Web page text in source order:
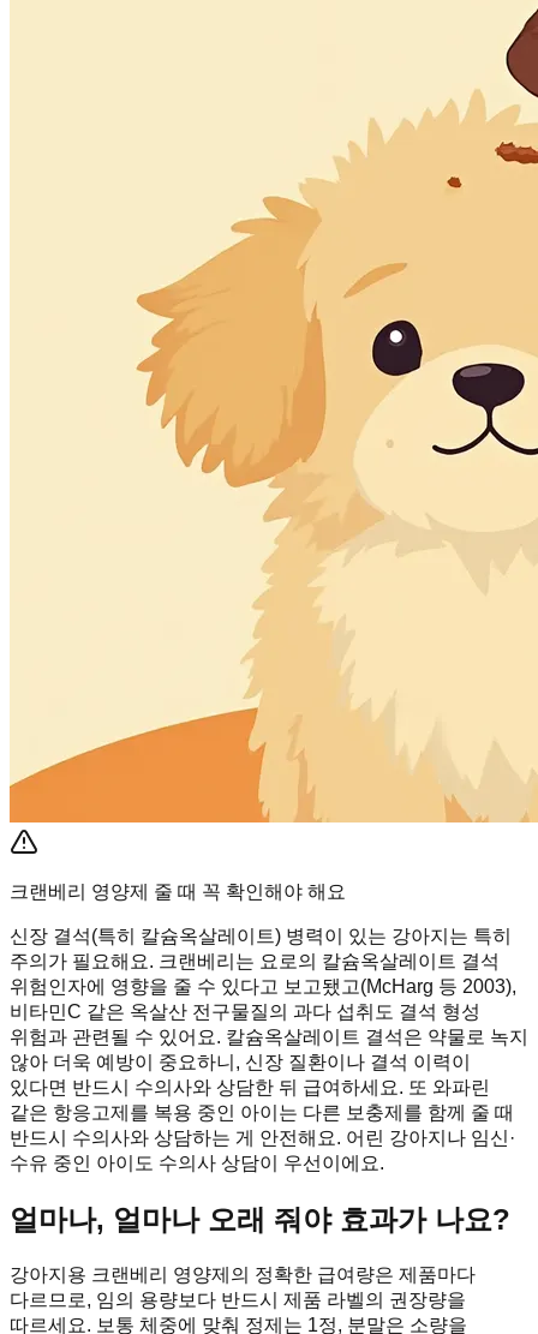
크랜베리 영양제 줄 때 꼭 확인해야 해요
신장 결석(특히 칼슘옥살레이트) 병력이 있는 강아지는 특히
주의가 필요해요. 크랜베리는 요로의 칼슘옥살레이트 결석
위험인자에 영향을 줄 수 있다고 보고됐고(McHarg 등 2003),
비타민C 같은 옥살산 전구물질의 과다 섭취도 결석 형성
위험과 관련될 수 있어요. 칼슘옥살레이트 결석은 약물로 녹지
않아 더욱 예방이 중요하니, 신장 질환이나 결석 이력이
있다면 반드시 수의사와 상담한 뒤 급여하세요. 또 와파린
같은 항응고제를 복용 중인 아이는 다른 보충제를 함께 줄 때
반드시 수의사와 상담하는 게 안전해요. 어린 강아지나 임신·
수유 중인 아이도 수의사 상담이 우선이에요.
얼마나, 얼마나 오래 줘야 효과가 나요?
강아지용 크랜베리 영양제의 정확한 급여량은 제품마다
다르므로, 임의 용량보다 반드시 제품 라벨의 권장량을
따르세요. 보통 체중에 맞춰 정제는 1정, 분말은 소량을